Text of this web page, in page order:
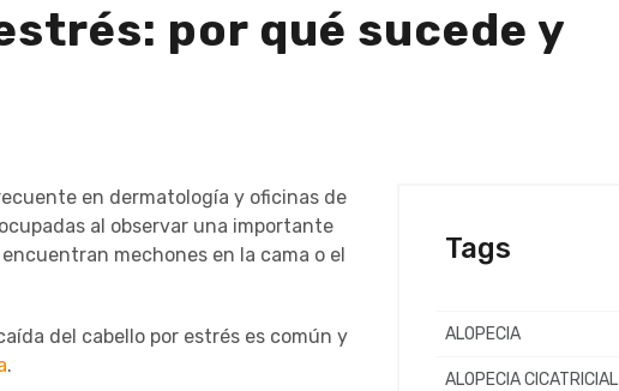
por qué sucede y
en dermatología y oficinas de
al observar una importante
mechones en la cama o el
del cabello por estrés es común y
.
Tags
ALOPECIA
ALOPECIA CICATRICIAL